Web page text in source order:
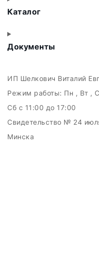
Каталог
Документы
ИП Шелкович Виталий
Режим работы: Пн , Вт ,
Сб c 11:00 до 17:00
Свидетельство № 24
Минска